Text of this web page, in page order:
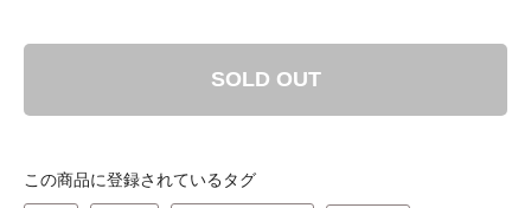
SOLD OUT
この商品に登録されているタグ